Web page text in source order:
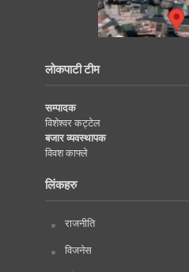
लोकपाटी टीम
सम्पादक
विशेश्वर कट्टेल
बजार व्यवस्थापक
विवश काफ्ले
लिंकहरु
राजनीति
विजनेस